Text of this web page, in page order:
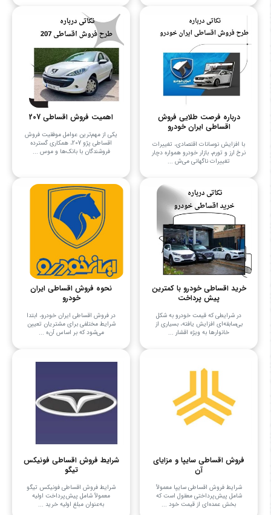
درباره فرصت طلایی فروش
اقساطی ایران خودرو
با افزایش نوسانات اقتصادی، تغییرات
نرخ ارز و تورم، بازار خودرو همواره دچار
تغییرات ناگهانی می‌ش ...
اهمیت فروش اقساطی 207
یکی از مهم‌ترین عوامل موفقیت فروش
اقساطی پژو 207، همکاری گسترده
فروشندگان با بانک‌ها و موس ...
خرید اقساطی خودرو با کمترین
پیش پرداخت
در شرایطی که قیمت خودرو به شکل
بی‌سابقه‌ای افزایش یافته، بسیاری از
خانوارها به ویژه اقشار ...
نحوه فروش اقساطی ایران
خودرو
در فروش اقساطی ایران خودرو، ابتدا
شرایط مختلفی برای مشتریان تعیین
می‌شود که بر اساس آن‌ه ...
فروش اقساطی سایپا و مزایای
آن
شرایط فروش اقساطی سایپا معمولاً
شامل پیش‌پرداختی معقول است که
بخش عمده‌ای از قیمت خود ...
شرایط فروش اقساطی فونیکس
تیگو
شرایط فروش اقساطی فونیکس تیگو
معمولاً شامل پیش‌پرداخت اولیه
به‌عنوان مبلغ اولیه خرید ...